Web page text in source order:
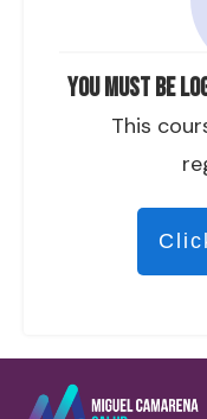
You must be
This